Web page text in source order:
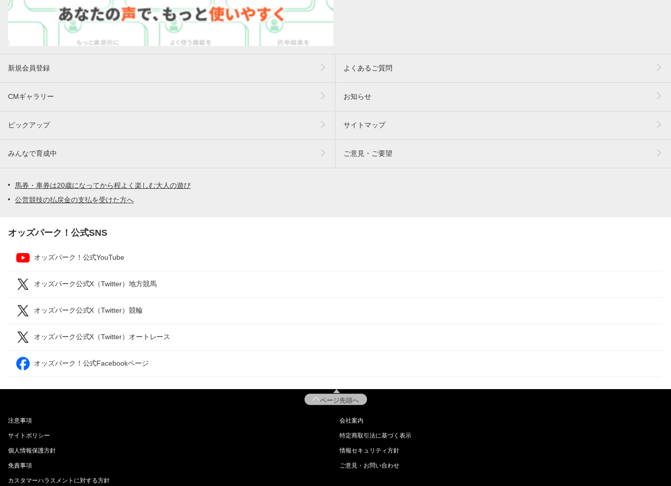
新規会員登録 よくあるご質問
CMギャラリー お知らせ
ピックアップ サイトマップ
みんなで育成中 ご意見・ご要望
馬券・車券は20歳になってから程よく楽しむ大人の遊び
公営競技の払戻金の支払を受けた方へ
オッズパーク！公式SNS
オッズパーク！公式YouTube
オッズパーク公式X（Twitter）地方競馬
オッズパーク公式X（Twitter）競輪
オッズパーク公式X（Twitter）オートレース
オッズパーク！公式Facebookページ
ページ先頭へ
注意事項 会社案内
サイトポリシー 特定商取引法に基づく表示
個人情報保護方針 情報セキュリティ方針
免責事項 ご意見・お問い合わせ
カスタマーハラスメントに対する方針